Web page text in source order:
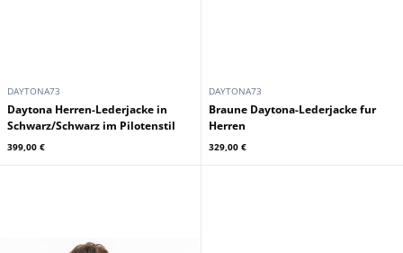
DAYTONA73
Daytona Herren-Lederjacke in
Schwarz/Schwarz im Pilotenstil
399,00 €
DAYTONA73
Braune Daytona-Lederjacke fur
Herren
329,00 €